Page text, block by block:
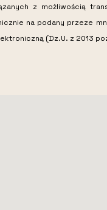
z możliwością
na podany przeze
(Dz.U. z 2013